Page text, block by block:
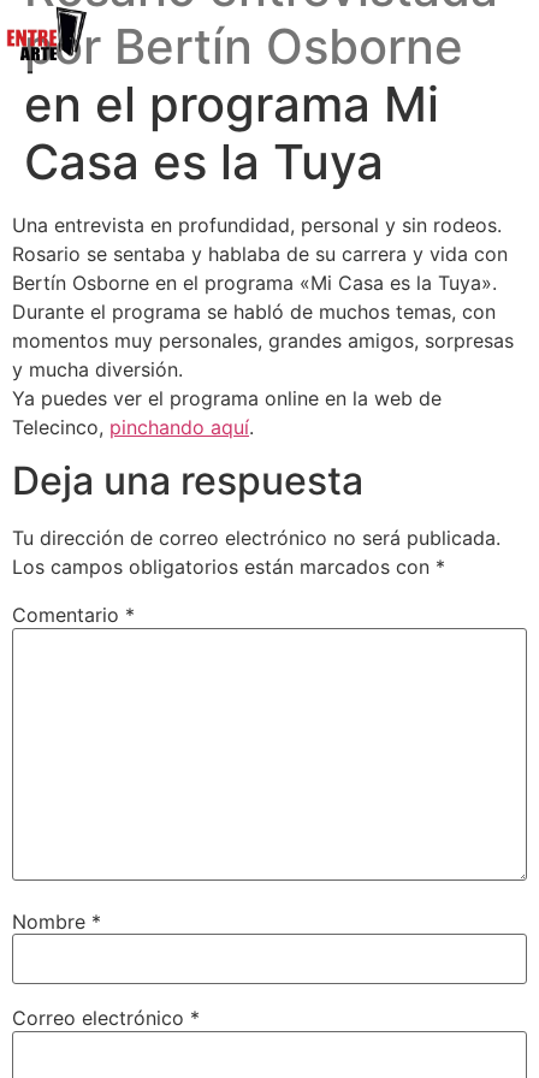
por Bertín Osborne
en el programa Mi
Casa es la Tuya
Una entrevista en profundidad, personal y sin rodeos.
Rosario se sentaba y hablaba de su carrera y vida con
Bertín Osborne en el programa «Mi Casa es la Tuya».
Durante el programa se habló de muchos temas, con
momentos muy personales, grandes amigos, sorpresas
y mucha diversión.
Ya puedes ver el programa online en la web de
Telecinco, pinchando aquí.
Deja una respuesta
Tu dirección de correo electrónico no será publicada.
Los campos obligatorios están marcados con *
Comentario *
Nombre *
Correo electrónico *